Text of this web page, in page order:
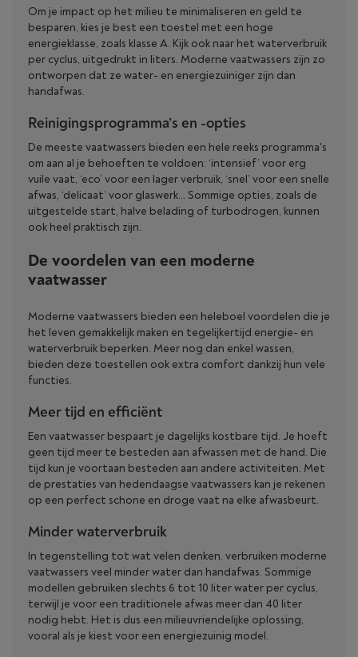
Om je impact op het milieu te minimaliseren en geld te
besparen, kies je best een toestel met een hoge
energieklasse, zoals klasse A. Kijk ook naar het waterverbruik
per cyclus, uitgedrukt in liters. Moderne vaatwassers zijn zo
ontworpen dat ze water- en energiezuiniger zijn dan
handafwas.
Reinigingsprogramma’s en -opties
De meeste vaatwassers bieden een hele reeks programma's
om aan al je behoeften te voldoen: ‘intensief’ voor erg
vuile vaat, ‘eco’ voor een lager verbruik, ‘snel’ voor een snelle
afwas, ‘delicaat’ voor glaswerk… Sommige opties, zoals de
uitgestelde start, halve belading of turbodrogen, kunnen
ook heel praktisch zijn.
De voordelen van een moderne
vaatwasser
Moderne vaatwassers bieden een heleboel voordelen die je
het leven gemakkelijk maken en tegelijkertijd energie- en
waterverbruik beperken. Meer nog dan enkel wassen,
bieden deze toestellen ook extra comfort dankzij hun vele
functies.
Meer tijd en efficiënt
Een vaatwasser bespaart je dagelijks kostbare tijd. Je hoeft
geen tijd meer te besteden aan afwassen met de hand. Die
tijd kun je voortaan besteden aan andere activiteiten. Met
de prestaties van hedendaagse vaatwassers kan je rekenen
op een perfect schone en droge vaat na elke afwasbeurt.
Minder waterverbruik
In tegenstelling tot wat velen denken, verbruiken moderne
vaatwassers veel minder water dan handafwas. Sommige
modellen gebruiken slechts 6 tot 10 liter water per cyclus,
terwijl je voor een traditionele afwas meer dan 40 liter
nodig hebt. Het is dus een milieuvriendelijke oplossing,
vooral als je kiest voor een energiezuinig model.